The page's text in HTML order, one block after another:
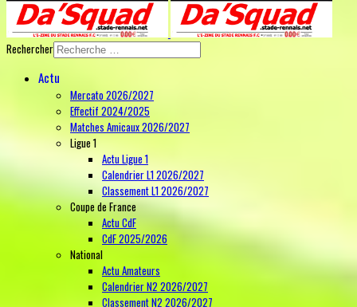
Rechercher
Actu
Mercato 2026/2027
Effectif 2024/2025
Matches Amicaux 2026/2027
Ligue 1
Actu Ligue 1
Calendrier L1 2026/2027
Classement L1 2026/2027
Coupe de France
Actu CdF
CdF 2025/2026
National
Actu Amateurs
Calendrier N2 2026/2027
Classement N2 2026/2027